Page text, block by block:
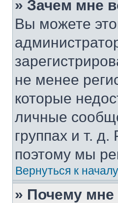
» Зачем мне
Вы можете
не менее
которые
личные
группах и т.
поэтому мы
Вернуться к началу
» Почему мне